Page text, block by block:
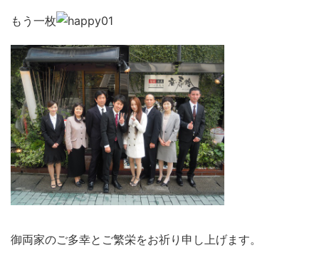
もう一枚
御両家のご多幸とご繁栄をお祈り申し上げます。